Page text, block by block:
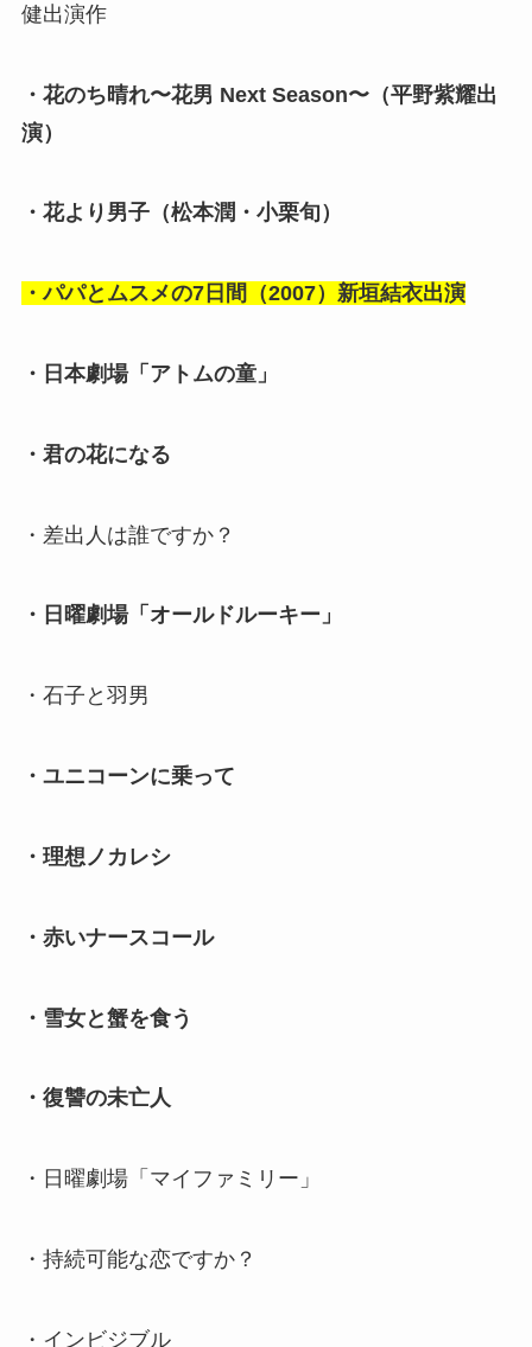
健出演作
・花のち晴れ〜花男 Next Season〜（平野紫耀出
演）
・花より男子（松本潤・小栗旬）
・パパとムスメの7日間（2007）新垣結衣出演
・日本劇場「アトムの童」
・君の花になる
・差出人は誰ですか？
・日曜劇場「オールドルーキー」
・石子と羽男
・ユニコーンに乗って
・理想ノカレシ
・赤いナースコール
・雪女と蟹を食う
・復讐の未亡人
・日曜劇場「マイファミリー」
・持続可能な恋ですか？
・インビジブル